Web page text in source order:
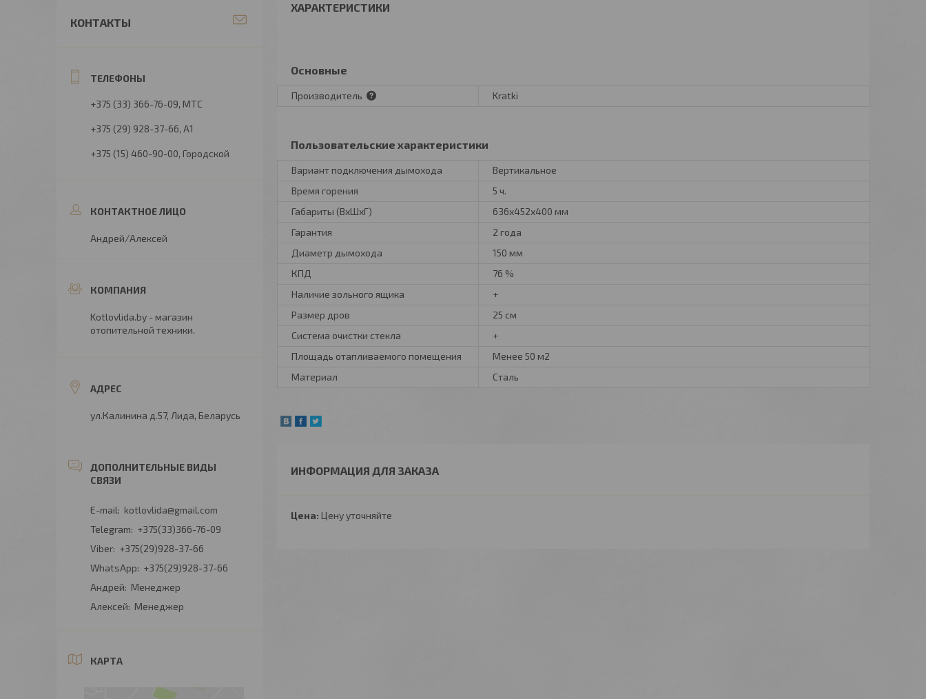
ХАРАКТЕРИСТИКИ
Основные
Производитель Kratki
Пользовательские характеристики
Вариант подключения дымохода
Вертикальное
Время горения
5 ч.
Габариты (ВхШхГ)
636х452х400 мм
Гарантия
2 года
Диаметр дымохода
150 мм
КПД
76 %
Наличие зольного ящика
+
Размер дров
25 см
Система очистки стекла
+
Площадь отапливаемого помещения
Менее 50 м2
Материал
Сталь
ИНФОРМАЦИЯ ДЛЯ ЗАКАЗА
Цена: Цену уточняйте
КОНТАКТЫ
+375 (33) 366-76-09 МТС
+375 (29) 928-37-66 А1
+375 (15) 460-90-00 Городской
Андрей/Алексей
Kotlovlida.by - магазин
отопительной техники.
ул.Калинина д.57, Лида, Беларусь
kotlovlida@gmail.com
+375(33)366-76-09
+375(29)928-37-66
+375(29)928-37-66
Андрей
Менеджер
Алексей
Менеджер
КАРТА